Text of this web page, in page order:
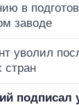
в
заводе
уволил
стран
подписал